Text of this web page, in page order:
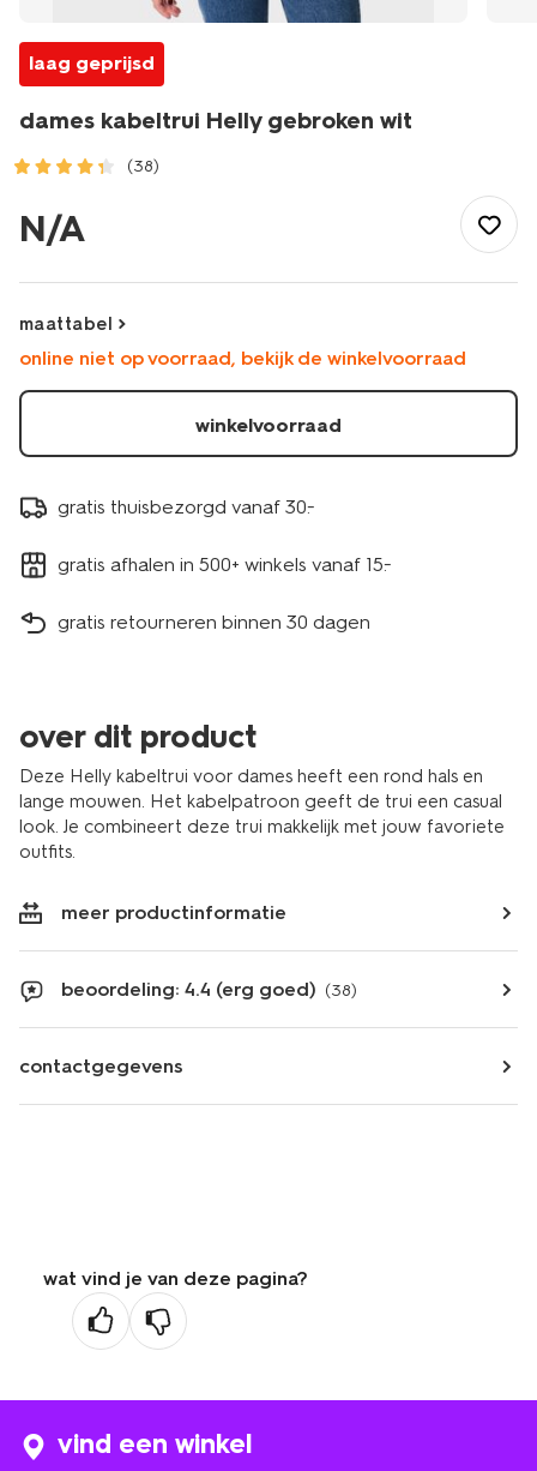
laag geprijsd
dames kabeltrui Helly gebroken wit
(38)
kabeltrui-
helly-
wit-
36204960OFFWHITE.html
N/A
maattabel
online niet op voorraad, bekijk de winkelvoorraad
winkelvoorraad
gratis thuisbezorgd vanaf 30.-
gratis afhalen in 500+ winkels vanaf 15.-
gratis retourneren binnen 30 dagen
over dit product
Deze Helly kabeltrui voor dames heeft een rond hals en
lange mouwen. Het kabelpatroon geeft de trui een casual
look. Je combineert deze trui makkelijk met jouw favoriete
outfits.
meer productinformatie
beoordeling: 4.4 (erg goed) (38)
contactgegevens
wat vind je van deze pagina?
vind een winkel